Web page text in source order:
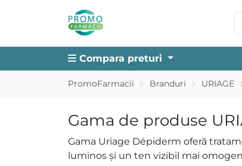
Compara preturi
PromoFarmacii Branduri URIAGE
Gama de produse
Gama Uriage Dépiderm oferă
luminos și un ten vizibil mai